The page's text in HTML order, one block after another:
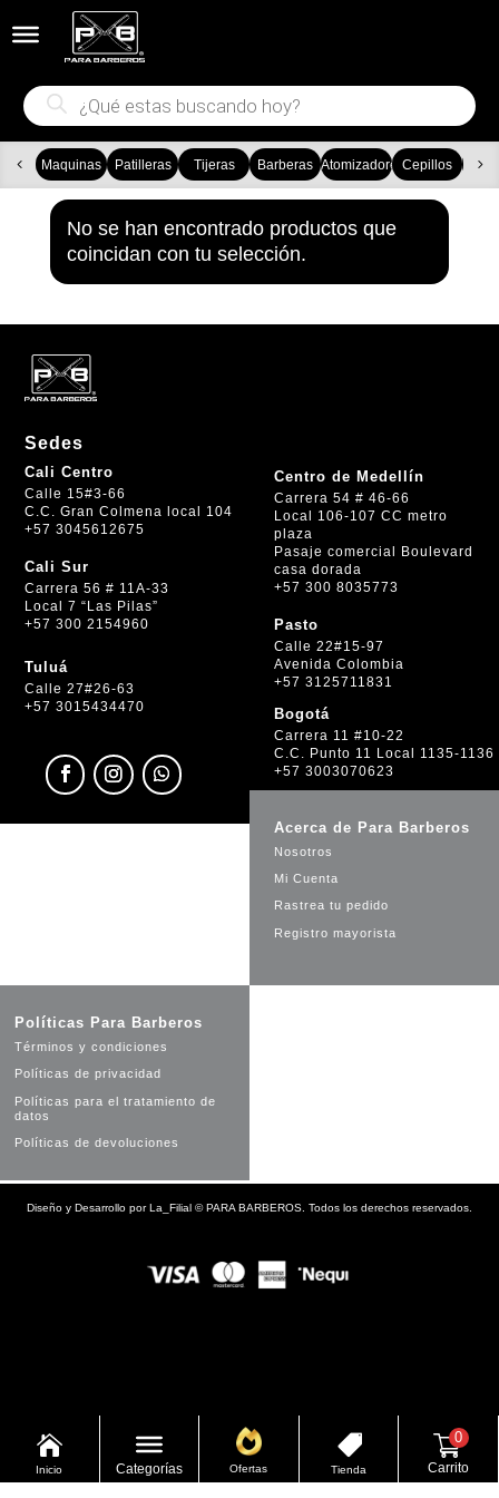
Búsqueda
de
productos
Maquinas Patilleras Tijeras Barberas AtomizadoresCepillos
No se han encontrado productos que
coincidan con tu selección.
Sedes
Cali Centro
Calle 15#3-66
C.C. Gran Colmena local 104
+57 3045612675
Cali Sur
Carrera 56 # 11A-33
Local 7 “Las Pilas”
+57 300 2154960
Tuluá
Calle 27#26-63
+57 3015434470
Centro de Medellín
Carrera 54 # 46-66
Local 106-107 CC metro
plaza
Pasaje comercial Boulevard
casa dorada
+57 300 8035773
Pasto
Calle 22#15-97
Avenida Colombia
+57 3125711831
Bogotá
Carrera 11 #10-22
C.C. Punto 11 Local 1135-1136
+57 3003070623
Acerca de Para Barberos
Nosotros
Mi Cuenta
Rastrea tu pedido
Registro mayorista
Políticas Para Barberos
Términos y condiciones
Políticas de privacidad
Políticas para el tratamiento de
datos
Políticas de devoluciones
Diseño y Desarrollo porLa_Filial ©PARA BARBEROS. Todos los derechos reservados.

Inicio Categorías Ofertas

Tienda
0
Carrito